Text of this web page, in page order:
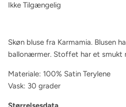
Ikke Tilgængelig
Skøn bluse fra Karmamia. Blusen
ballonærmer. Stoffet har et smukt
Materiale: 100% Satin Terylene
Vask: 30 grader